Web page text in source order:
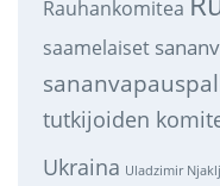
Rauhankomitea
saamelaiset
tutkijoiden
Ukraina Uladzimir